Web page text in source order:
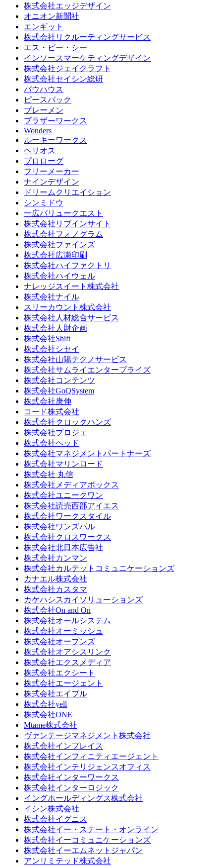
株式会社エッジデザイン
オニオン新聞社
エンギット
株式会社リクルーティングサービス
エス・ピー・シー
インソースマーケティングデザイン
株式会社ジェイクラフト
株式会社セイシン総研
バウハウス
ピースパック
ブレーメン
ブラザーワークス
Wonders
ルーキーワークス
ヘリオス
プロローグ
フリーメーカー
ナインデザイン
ドリームクリエイション
シンミドウ
一広バリュークエスト
株式会社リブインサイト
株式会社フォノグラム
株式会社ファインズ
株式会社広瀬印刷
株式会社ハイファクトリ
株式会社ハイウェル
ナレッジスイート株式会社
株式会社ナイル
スリーカウント株式会社
株式会社人材総合サービス
株式会社人財企画
株式会社Shift
株式会社シセイ
株式会社山陽テクノサービス
株式会社サムライエンタープライズ
株式会社コンテンツ
株式会社GoQSystem
株式会社庚伸
コード株式会社
株式会社クロックハンズ
株式会社プロジェ
株式会社ヘッド
株式会社マネジメントパートナーズ
株式会社マリンロード
株式会社 丸信
株式会社メディアボックス
株式会社ユニークワン
株式会社読売西部アイエス
株式会社ワークスタイル
株式会社ワンズパル
株式会社クロスワークス
株式会社北日本広告社
株式会社カンマン
株式会社カルテットコミュニケーションズ
カナエル株式会社
株式会社カスタマ
カケハシスカイソリューションズ
株式会社On and On
株式会社オールシステム
株式会社オーミッシュ
株式会社オープンズ
株式会社オアシスリンク
株式会社エクスメディア
株式会社エクシート
株式会社エージェント
株式会社エイブル
株式会社yell
株式会社ONE
Mtame株式会社
ヴァンテージマネジメント株式会社
株式会社インプレイス
株式会社インフィニティエージェント
株式会社インテリジェンスオフィス
株式会社インターワークス
株式会社インターロジック
イングホールディングス株式会社
イシン株式会社
株式会社イグニス
株式会社イー・ステート・オンライン
株式会社イーコミュニケーションズ
株式会社イーエムネットジャパン
アンリミテッド株式会社